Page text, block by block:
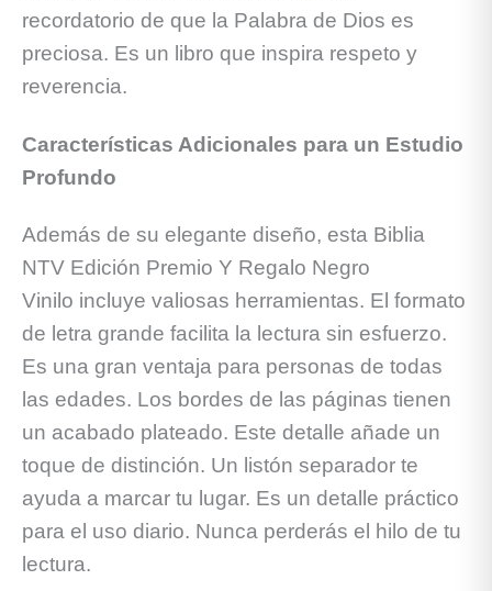
recordatorio de que la Palabra de Dios es
preciosa. Es un libro que inspira respeto y
reverencia.
Características Adicionales para un Estudio
Profundo
Además de su elegante diseño, esta Biblia
NTV Edición Premio Y Regalo Negro
Vinilo incluye valiosas herramientas. El formato
de letra grande facilita la lectura sin esfuerzo.
Es una gran ventaja para personas de todas
las edades. Los bordes de las páginas tienen
un acabado plateado. Este detalle añade un
toque de distinción. Un listón separador te
ayuda a marcar tu lugar. Es un detalle práctico
para el uso diario. Nunca perderás el hilo de tu
lectura.